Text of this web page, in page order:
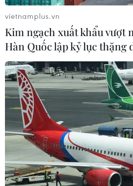
Tranh minh họa dễ thương do họa
hiện. (Ảnh: PV/
Đây là tập thơ song ngữ thứ
vietnamplus.vn
Kim ngạch xuất khẩu vượt
Hàn Quốc lập kỷ lục thặng